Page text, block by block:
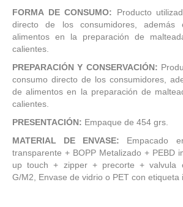
FORMA DE CONSUMO: Producto
directo de los consumidores,
alimentos en la preparación de
calientes.
PREPARACIÓN Y CONSERVACIÓN:
consumo directo de los consumidores,
de alimentos en la preparación de
calientes.
PRESENTACIÓN: Empaque de 454 grs.
MATERIAL DE ENVASE: Empacado
transparente + BOPP Metalizado + PEBD
up touch + zipper + precorte + valvula
G/M2, Envase de vidrio o PET con etiqueta